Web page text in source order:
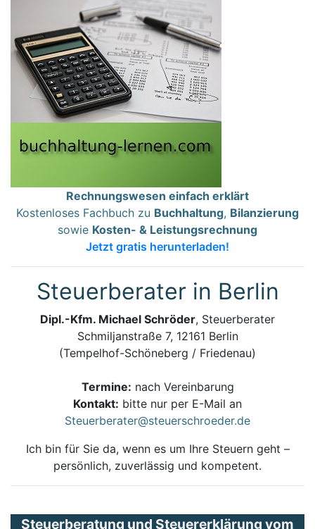
Rechnungswesen einfach erklärt
Kostenloses Fachbuch zu Buchhaltung, Bilanzierung
sowie Kosten- & Leistungsrechnung
Jetzt gratis herunterladen!
Steuerberater in Berlin
Dipl.-Kfm. Michael Schröder, Steuerberater
Schmiljanstraße 7, 12161 Berlin
(Tempelhof-Schöneberg / Friedenau)
Termine: nach Vereinbarung
Kontakt: bitte nur per E-Mail an
Steuerberater@steuerschroeder.de
Ich bin für Sie da, wenn es um Ihre Steuern geht –
persönlich, zuverlässig und kompetent.
Steuerberatung und Steuererklärung vom